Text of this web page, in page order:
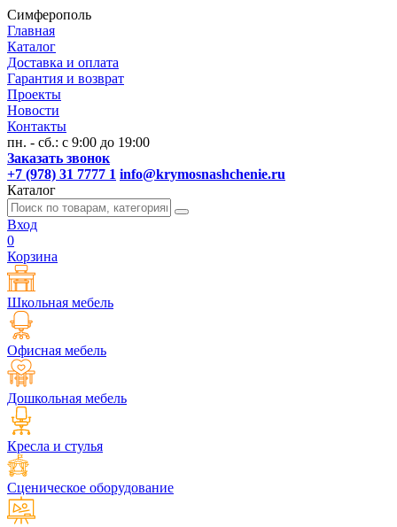
Симферополь
Главная
Каталог
Доставка и оплата
Гарантия и возврат
Проекты
Новости
Контакты
пн. - сб.: с 9:00 до 19:00
Заказать звонок
+7 (978) 31 7777 1 info@krymosnashchenie.ru
Каталог
Вход
0
Корзина
Школьная мебель
Офисная мебель
Дошкольная мебель
Кресла и стулья
Сценическое оборудование